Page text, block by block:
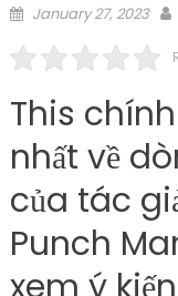
Posted
January 27, 2023
This
nhất về
của tác
Punch